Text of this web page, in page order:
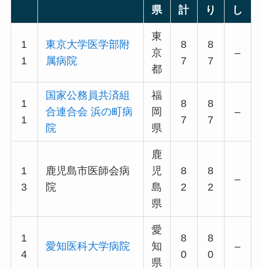
県
計
り
し
1
1
東京大学医学部附
属病院
東
京
都
8
7
8
7
–
1
1
国家公務員共済組
合連合会 浜の町病
院
福
岡
県
8
7
8
7
–
1
3
鹿児島市医師会病
院
鹿
児
島
県
8
2
8
2
–
1
4
愛知医科大学病院
愛
知
県
8
0
8
0
–